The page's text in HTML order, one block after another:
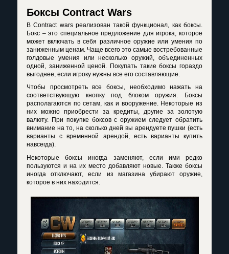
Боксы Contract Wars
В Contract wars реализован такой функционал, как боксы.
Бокс – это специальное предложение для игрока, которое
может включать в себя различное оружие или умения по
заниженным ценам. Чаще всего это самые востребованные
голдовые умения или несколько оружий, объединенных
одной, заниженной ценой. Покупать такие боксы гораздо
выгоднее, если игроку нужны все его составляющие.
Чтобы просмотреть все боксы, необходимо нажать на
соответствующую кнопку под блоком оружия. Боксы
располагаются по сетам, как и вооружение. Некоторые из
них можно приобрести за кредиты, другие за золотую
валюту. При покупке боксов с оружием следует обратить
внимание на то, на сколько дней вы арендуете пушки (есть
варианты с временной арендой, есть варианты купить
навсегда).
Некоторые боксы иногда заменяют, если ими редко
пользуются и на их место добавляют новые. Также боксы
иногда отключают, если из магазина убирают оружие,
которое в них находится.